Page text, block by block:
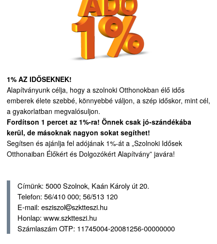
1% AZ IDŐSEKNEK!
Alapítványunk célja, hogy a szolnoki Otthonokban élő idős
emberek élete szebbé, könnyebbé váljon, a szép időskor, mint cél,
a gyakorlatban megvalósuljon.
Fordítson 1 percet az 1%-ra! Önnek csak jó-szándékába
kerül, de másoknak nagyon sokat segíthet!
Segítsen és ajánlja fel adójának 1%-át a „Szolnoki Idősek
Otthonaiban Élőkért és Dolgozókért Alapítvány” javára!
Címünk: 5000 Szolnok, Kaán Károly út 20.
Telefon: 56/410 000; 56/513 120
E-mail: esziszol
szktteszi.hu
Honlap: www.szktteszi.hu
Számlaszám OTP: 11745004-20081256-00000000